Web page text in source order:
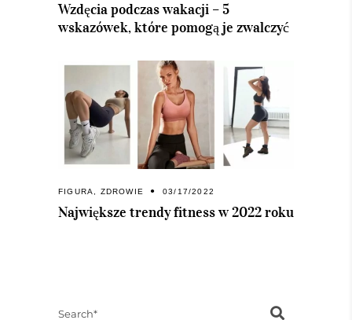
Wzdęcia podczas wakacji – 5
wskazówek, które pomogą je zwalczyć
FIGURA ZDROWIE 03/17/2022
Największe trendy fitness w 2022 roku